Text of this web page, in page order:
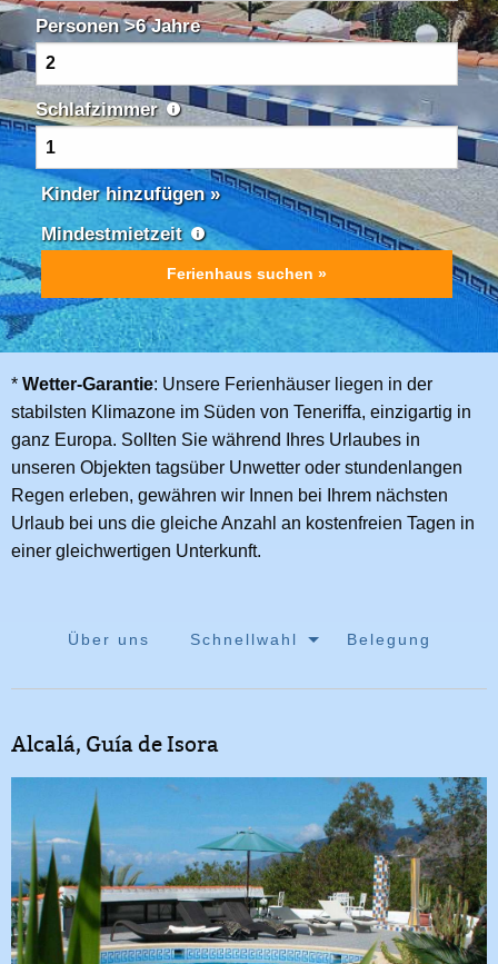
Personen >6 Jahre
Schlafzimmer
Kinder hinzufügen »
Mindest­mietzeit
Ferienhaus suchen »
* Wetter-Garantie: Unsere Ferienhäuser liegen in der
stabilsten Klimazone im Süden von Teneriffa, einzigartig in
ganz Europa. Sollten Sie während Ihres Urlaubes in
unseren Objekten tagsüber Unwetter oder stundenlangen
Regen erleben, gewähren wir Innen bei Ihrem nächsten
Urlaub bei uns die gleiche Anzahl an kostenfreien Tagen in
einer gleichwertigen Unterkunft.
Über uns Schnellwahl Belegung
Alcalá, Guía de Isora